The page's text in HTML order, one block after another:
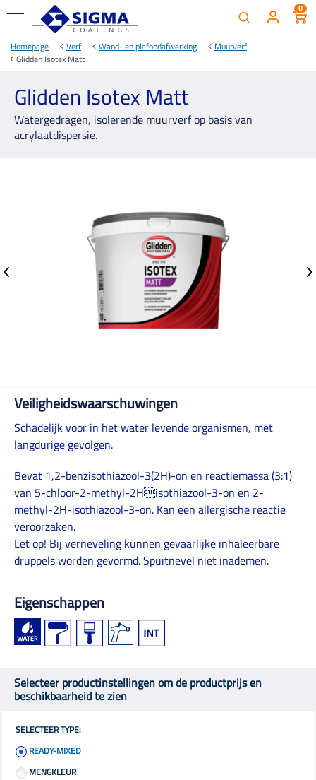
0
Homepage Verf Wand- en plafondafwerking
Muurverf
Glidden Isotex Matt
Glidden Isotex Matt
Watergedragen, isolerende muurverf op basis van
acrylaatdispersie.
Veiligheidswaarschuwingen
Schadelijk voor in het water levende organismen, met
langdurige gevolgen.
Bevat 1,2-benzisothiazool-3(2H)-on en reactiemassa (3:1)
van 5-chloor-2-methyl-2Hisothiazool-3-on en 2-
methyl-2H-isothiazool-3-on. Kan een allergische reactie
veroorzaken.
Let op! Bij verneveling kunnen gevaarlijke inhaleerbare
druppels worden gevormd. Spuitnevel niet inademen.
Eigenschappen
Selecteer productinstellingen om de productprijs en
beschikbaarheid te zien
SELECTEER TYPE:
READY-MIXED
MENGKLEUR